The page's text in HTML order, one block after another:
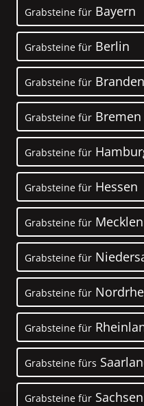
Grabsteine für Bayern
Grabsteine für Berlin
Grabsteine für
Grabsteine für Bremen
Grabsteine für
Grabsteine für Hessen
Grabsteine für
Grabsteine für
Grabsteine für
Grabsteine für
Grabsteine fürs
Grabsteine für Sachsen